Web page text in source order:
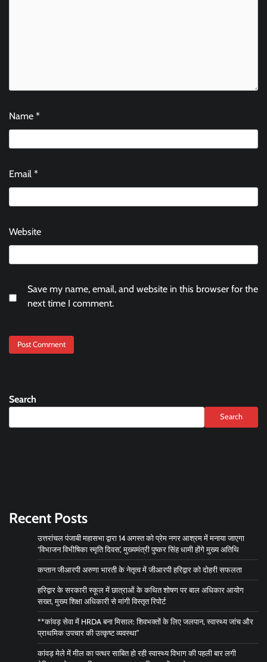
Name *
Email *
Website
Save my name, email, and website in this browser for the
next time I comment.
Search
Search
Recent Posts
उत्तरांचल पंजाबी महासभा द्वारा 14 अगस्त को प्रेम नगर आश्रम में मनाया जाएगा
‘विभाजन विभीषिका स्मृति दिवस’, मुख्यमंत्री पुष्कर सिंह धामी होंगे मुख्य अतिथि
कप्तान जीआरपी अरुणा भारती के नेतृत्व में जीआरपी हरिद्वार को दोहरी सफलता
हरिद्वार के सरकारी स्कूल में छात्राओं के कथित शोषण पर बाल अधिकार आयोग
सख्त, मुख्य शिक्षा अधिकारी से मांगी विस्तृत रिपोर्ट
**कांवड़ सेवा में HRDA बना मिसाल: शिवभक्तों के लिए जलपान, स्वास्थ्य जांच और
प्राथमिक उपचार की उत्कृष्ट व्यवस्था”
कांवड़ मेले में मील का पत्थर साबित हो रही स्वास्थ्य विभाग की पहली बार लगी